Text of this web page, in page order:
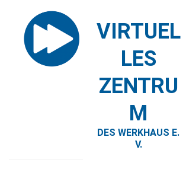
VIRTUEL
LES
ZENTRU
M
DES WERKHAUS E.
V.